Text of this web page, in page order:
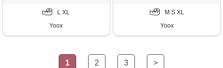
L XL
Yoox
M S XL
Yoox
1 2 3 >